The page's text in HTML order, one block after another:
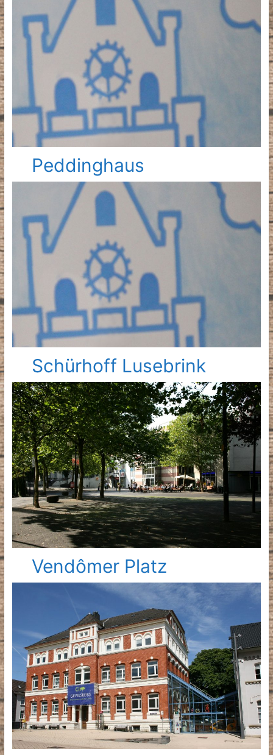
Peddinghaus
Schürhoff Lusebrink
Vendômer Platz